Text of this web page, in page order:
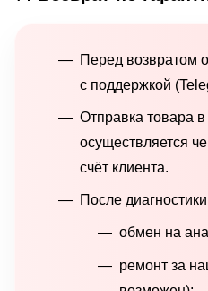
Перед возвратом
с поддержкой
Отправка товара
осуществляется
счёт клиента.
После
обмен на
ремонт за